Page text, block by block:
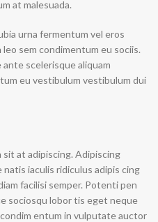
at malesuada.
urna fermentum vel eros
sem condimentum eu sociis.
scelerisque aliquam
eu vestibulum vestibulum dui
at adipiscing. Adipiscing
iaculis ridiculus adipis cing
facilisi semper. Potenti pen
sociosqu lobor tis eget neque
entum in vulputate auctor